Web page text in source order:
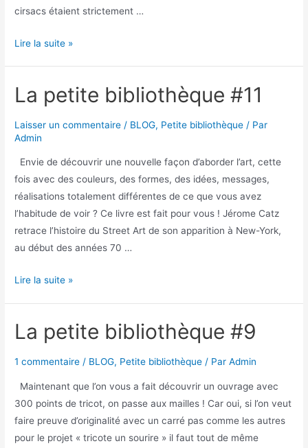
cirsacs étaient strictement …
Lire la suite »
La petite bibliothèque #11
Laisser un commentaire / BLOG, Petite bibliothèque / Par
Admin
Envie de découvrir une nouvelle façon d’aborder l’art, cette
fois avec des couleurs, des formes, des idées, messages,
réalisations totalement différentes de ce que vous avez
l’habitude de voir ? Ce livre est fait pour vous ! Jérome Catz
retrace l’histoire du Street Art de son apparition à New-York,
au début des années 70 …
Lire la suite »
La petite bibliothèque #9
1 commentaire / BLOG, Petite bibliothèque / ParAdmin
Maintenant que l’on vous a fait découvrir un ouvrage avec
300 points de tricot, on passe aux mailles ! Car oui, si l’on veut
faire preuve d’originalité avec un carré pas comme les autres
pour le projet « tricote un sourire » il faut tout de même